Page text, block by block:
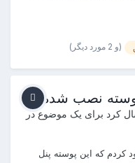
(و 2 مورد دیگر)
نصب شده
کرد برای یک موضوع در
کردم که این پوسته پنل